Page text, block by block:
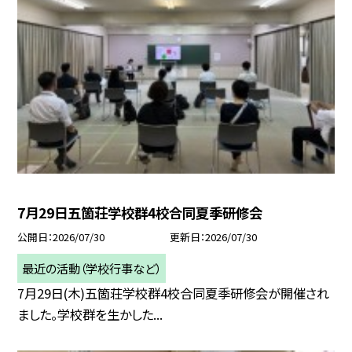
7月29日五箇荘学校群4校合同夏季研修会
公開日 2026/07/30 更新日 2026/07/30
最近の活動（学校行事など）
7月29日(木)五箇荘学校群4校合同夏季研修会が開催され
ました。学校群を生かした...